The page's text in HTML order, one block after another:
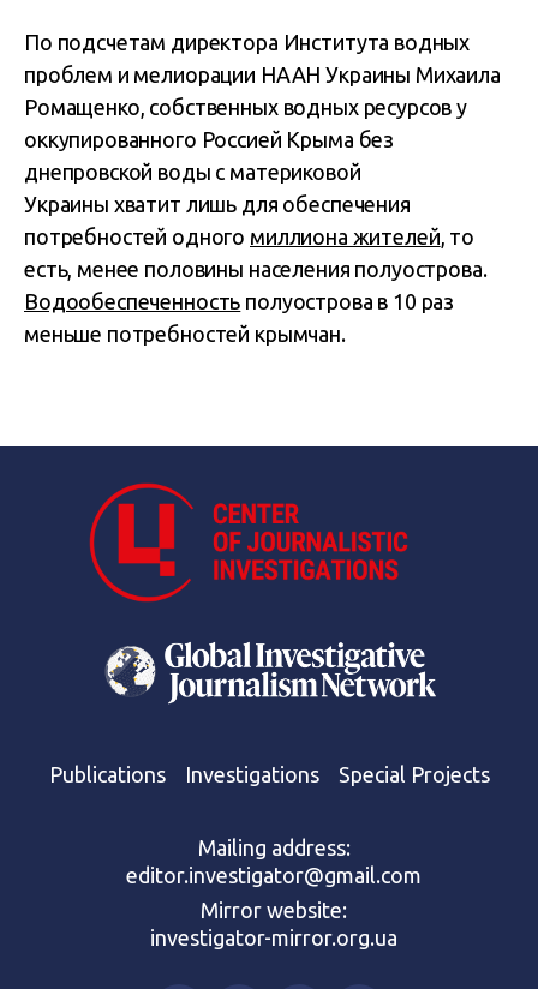
По подсчетам директора Института водных
проблем и мелиорации НААН Украины Михаила
Ромащенко, собственных водных ресурсов у
оккупированного Россией Крыма без
днепровской воды с материковой
Украины хватит лишь для обеспечения
потребностей одного миллиона жителей, то
есть, менее половины населения полуострова.
Водообеспеченность полуострова в 10 раз
меньше потребностей крымчан.
Publications Investigations Special Projects
Mailing address:
editor.investigator@gmail.com
Mirror website:
investigator-mirror.org.ua